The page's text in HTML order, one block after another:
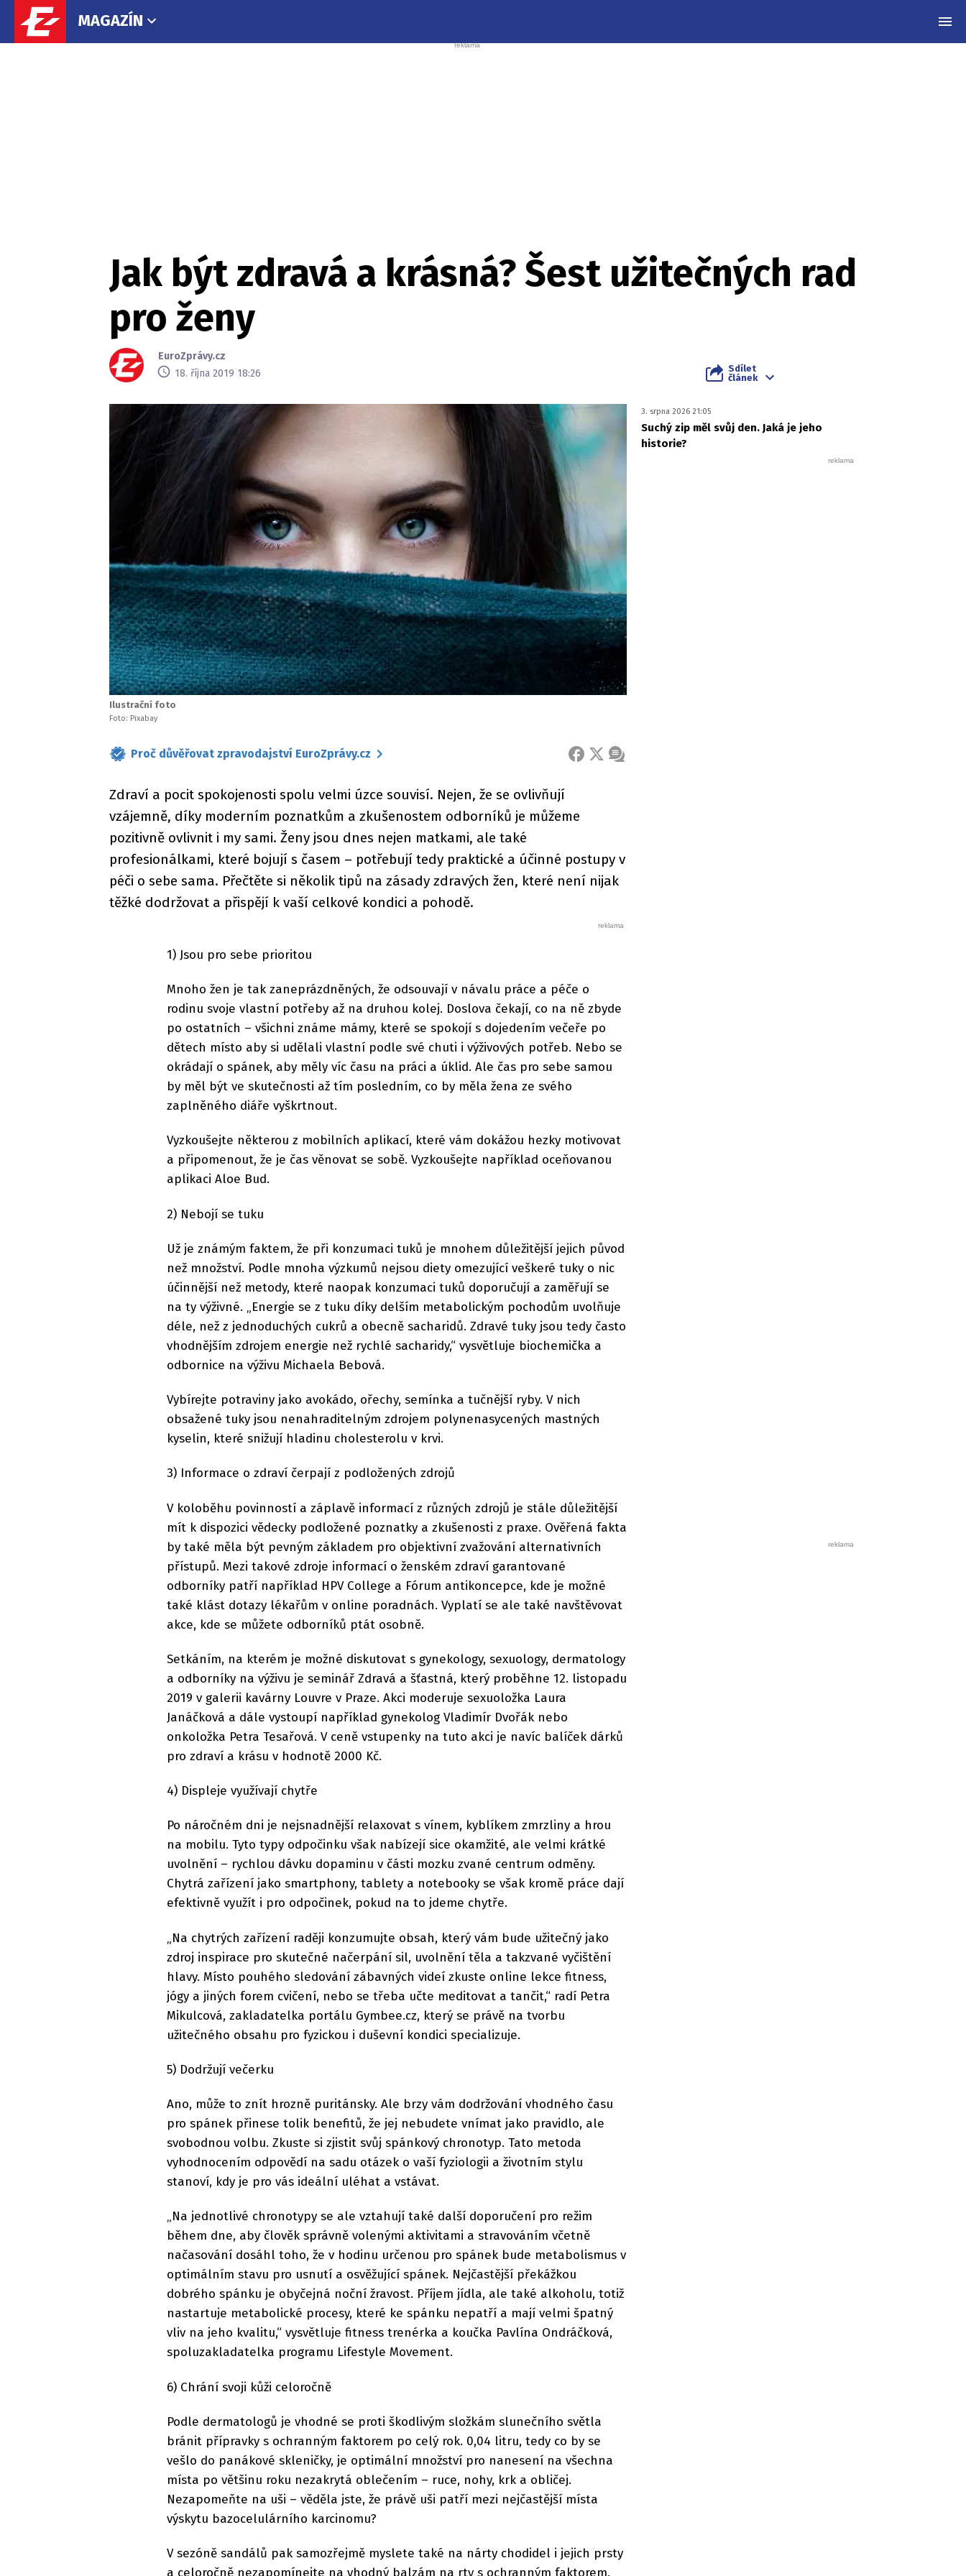
MAGAZÍN
Jak být zdravá a krásná? Šest užitečných rad
pro ženy
EuroZprávy.cz
18. října 2019 18:26
Sdílet
článek
Ilustrační foto
Foto: Pixabay
Proč důvěřovat zpravodajství EuroZprávy.cz FACEBOOK
X ZPRÁVA
Zdraví a pocit spokojenosti spolu velmi úzce souvisí. Nejen, že se ovlivňují
vzájemně, díky moderním poznatkům a zkušenostem odborníků je můžeme
pozitivně ovlivnit i my sami. Ženy jsou dnes nejen matkami, ale také
profesionálkami, které bojují s časem – potřebují tedy praktické a účinné postupy v
péči o sebe sama. Přečtěte si několik tipů na zásady zdravých žen, které není nijak
těžké dodržovat a přispějí k vaší celkové kondici a pohodě.
1) Jsou pro sebe prioritou
Mnoho žen je tak zaneprázdněných, že odsouvají v návalu práce a péče o
rodinu svoje vlastní potřeby až na druhou kolej. Doslova čekají, co na ně zbyde
po ostatních – všichni známe mámy, které se spokojí s dojedením večeře po
dětech místo aby si udělali vlastní podle své chuti i výživových potřeb. Nebo se
okrádají o spánek, aby měly víc času na práci a úklid. Ale čas pro sebe samou
by měl být ve skutečnosti až tím posledním, co by měla žena ze svého
zaplněného diáře vyškrtnout.
Vyzkoušejte některou z mobilních aplikací, které vám dokážou hezky motivovat
a připomenout, že je čas věnovat se sobě. Vyzkoušejte například oceňovanou
aplikaci Aloe Bud.
2) Nebojí se tuku
Už je známým faktem, že při konzumaci tuků je mnohem důležitější jejich původ
než množství. Podle mnoha výzkumů nejsou diety omezující veškeré tuky o nic
účinnější než metody, které naopak konzumaci tuků doporučují a zaměřují se
na ty výživné. „Energie se z tuku díky delším metabolickým pochodům uvolňuje
déle, než z jednoduchých cukrů a obecně sacharidů. Zdravé tuky jsou tedy často
vhodnějším zdrojem energie než rychlé sacharidy,“ vysvětluje biochemička a
odbornice na výživu Michaela Bebová.
Vybírejte potraviny jako avokádo, ořechy, semínka a tučnější ryby. V nich
obsažené tuky jsou nenahraditelným zdrojem polynenasycených mastných
kyselin, které snižují hladinu cholesterolu v krvi.
3) Informace o zdraví čerpají z podložených zdrojů
V koloběhu povinností a záplavě informací z různých zdrojů je stále důležitější
mít k dispozici vědecky podložené poznatky a zkušenosti z praxe. Ověřená fakta
by také měla být pevným základem pro objektivní zvažování alternativních
přístupů. Mezi takové zdroje informací o ženském zdraví garantované
odborníky patří například HPV College a Fórum antikoncepce, kde je možné
také klást dotazy lékařům v online poradnách. Vyplatí se ale také navštěvovat
akce, kde se můžete odborníků ptát osobně.
Setkáním, na kterém je možné diskutovat s gynekology, sexuology, dermatology
a odborníky na výživu je seminář Zdravá a šťastná, který proběhne 12. listopadu
2019 v galerii kavárny Louvre v Praze. Akci moderuje sexuoložka Laura
Janáčková a dále vystoupí například gynekolog Vladimír Dvořák nebo
onkoložka Petra Tesařová. V ceně vstupenky na tuto akci je navíc balíček dárků
pro zdraví a krásu v hodnotě 2000 Kč.
4) Displeje využívají chytře
Po náročném dni je nejsnadnější relaxovat s vínem, kyblíkem zmrzliny a hrou
na mobilu. Tyto typy odpočinku však nabízejí sice okamžité, ale velmi krátké
uvolnění – rychlou dávku dopaminu v části mozku zvané centrum odměny.
Chytrá zařízení jako smartphony, tablety a notebooky se však kromě práce dají
efektivně využít i pro odpočinek, pokud na to jdeme chytře.
„Na chytrých zařízení raději konzumujte obsah, který vám bude užitečný jako
zdroj inspirace pro skutečné načerpání sil, uvolnění těla a takzvané vyčištění
hlavy. Místo pouhého sledování zábavných videí zkuste online lekce fitness,
jógy a jiných forem cvičení, nebo se třeba učte meditovat a tančit,“ radí Petra
Mikulcová, zakladatelka portálu Gymbee.cz, který se právě na tvorbu
užitečného obsahu pro fyzickou i duševní kondici specializuje.
5) Dodržují večerku
Ano, může to znít hrozně puritánsky. Ale brzy vám dodržování vhodného času
pro spánek přinese tolik benefitů, že jej nebudete vnímat jako pravidlo, ale
svobodnou volbu. Zkuste si zjistit svůj spánkový chronotyp. Tato metoda
vyhodnocením odpovědí na sadu otázek o vaší fyziologii a životním stylu
stanoví, kdy je pro vás ideální uléhat a vstávat.
„Na jednotlivé chronotypy se ale vztahují také další doporučení pro režim
během dne, aby člověk správně volenými aktivitami a stravováním včetně
načasování dosáhl toho, že v hodinu určenou pro spánek bude metabolismus v
optimálním stavu pro usnutí a osvěžující spánek. Nejčastější překážkou
dobrého spánku je obyčejná noční žravost. Příjem jídla, ale také alkoholu, totiž
nastartuje metabolické procesy, které ke spánku nepatří a mají velmi špatný
vliv na jeho kvalitu,“ vysvětluje fitness trenérka a koučka Pavlína Ondráčková,
spoluzakladatelka programu Lifestyle Movement.
6) Chrání svoji kůži celoročně
Podle dermatologů je vhodné se proti škodlivým složkám slunečního světla
bránit přípravky s ochranným faktorem po celý rok. 0,04 litru, tedy co by se
vešlo do panákové skleničky, je optimální množství pro nanesení na všechna
místa po většinu roku nezakrytá oblečením – ruce, nohy, krk a obličej.
Nezapomeňte na uši – věděla jste, že právě uši patří mezi nejčastější místa
výskytu bazocelulárního karcinomu?
V sezóně sandálů pak samozřejmě myslete také na nárty chodidel i jejich prsty
a celoročně nezapomínejte na vhodný balzám na rty s ochranným faktorem.
3. srpna 2026 21:05
Suchý zip měl svůj den. Jaká je jeho
historie?